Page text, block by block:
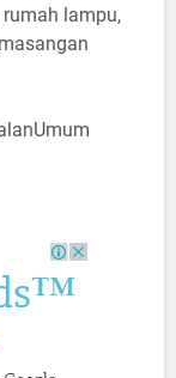
rumah lampu,